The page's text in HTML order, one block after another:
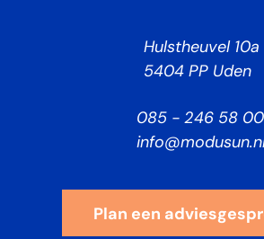
Hulstheuvel 10a
5404 PP Uden
085 - 246 58 00
Plan een